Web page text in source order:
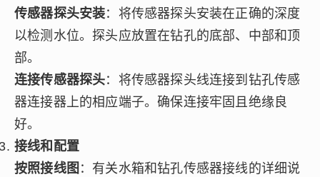
传感器探头安装：将传感器探头安装在正确的深度
以检测水位。探头应放置在钻孔的底部、中部和顶
部。
连接传感器探头：将传感器探头线连接到钻孔传感
器连接器上的相应端子。确保连接牢固且绝缘良
好。
接线和配置
按照接线图 ：有关水箱和钻孔传感器接线的详细说